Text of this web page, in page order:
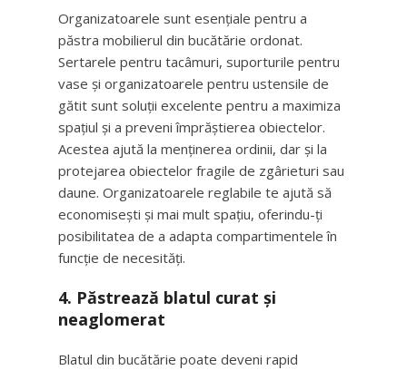
Organizatoarele sunt esențiale pentru a
păstra mobilierul din bucătărie ordonat.
Sertarele pentru tacâmuri, suporturile pentru
vase și organizatoarele pentru ustensile de
gătit sunt soluții excelente pentru a maximiza
spațiul și a preveni împrăștierea obiectelor.
Acestea ajută la menținerea ordinii, dar și la
protejarea obiectelor fragile de zgârieturi sau
daune. Organizatoarele reglabile te ajută să
economisești și mai mult spațiu, oferindu-ți
posibilitatea de a adapta compartimentele în
funcție de necesități.
4. Păstrează blatul curat și
neaglomerat
Blatul din bucătărie poate deveni rapid